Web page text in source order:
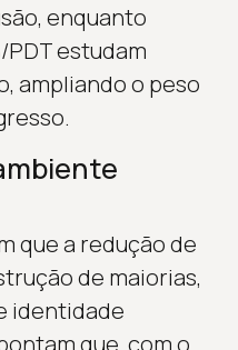
enquanto
PDT estudam
ampliando o peso
que a redução de
de maiorias,
identidade
que, com o